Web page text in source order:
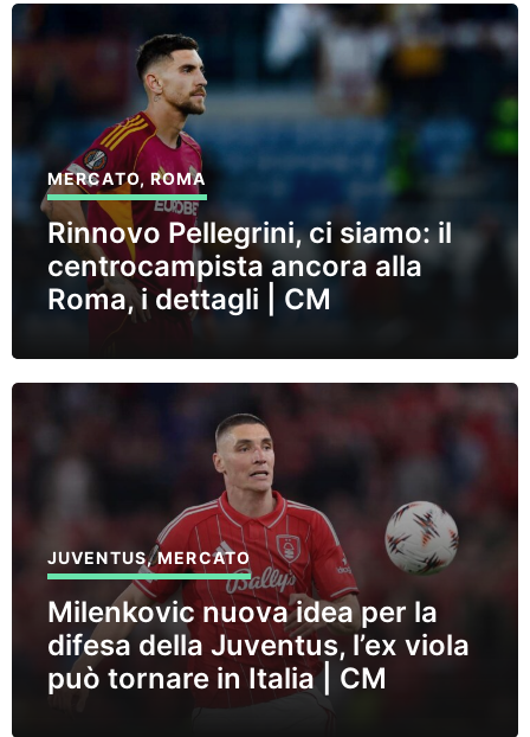
MERCATO,ROMA
Rinnovo Pellegrini, ci siamo: il
centrocampista ancora alla
Roma, i dettagli | CM
JUVENTUS,MERCATO
Milenkovic nuova idea per la
difesa della Juventus, l’ex viola
può tornare in Italia | CM